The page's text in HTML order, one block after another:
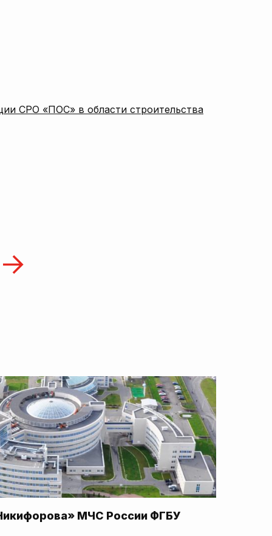
СРО «ПОС» в области строительства
МЧС России ФГБУ